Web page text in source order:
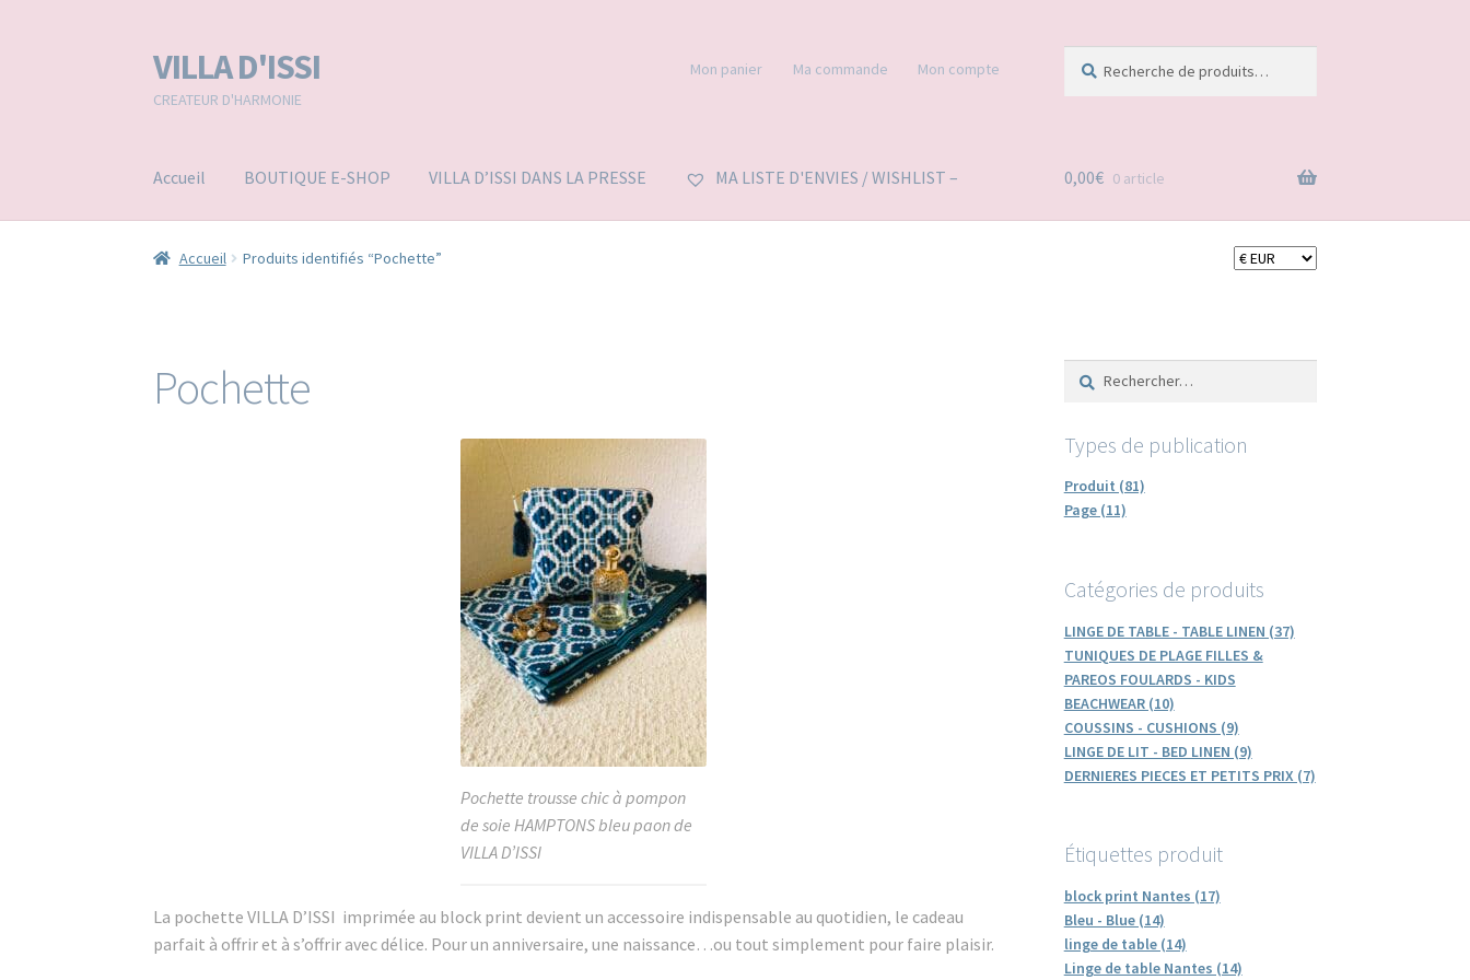
Aller
à
la
Aller
au
contenu
VILLA D'ISSI
CREATEUR D'HARMONIE
Mon panier Ma commande Mon compte
pour :
Accueil BOUTIQUE E-SHOP VILLA D’ISSI DANS LA PRESSE MA LISTE D'ENVIES / WISHLIST – 0,00€ 0 article
Accueil Produits identifiés “Pochette”
Pochette
Pochette trousse chic à pompon
de soie HAMPTONS bleu paon de
VILLA D’ISSI
La pochette VILLA D’ISSI imprimée au block print devient un accessoire indispensable au quotidien, le cadeau
parfait à offrir et à s’offrir avec délice. Pour un anniversaire, une naissance…ou tout simplement pour faire plaisir.
Rechercher :
Types de publication
Produit (81)
Page (11)
Catégories de produits
LINGE DE TABLE - TABLE LINEN (37)
TUNIQUES DE PLAGE FILLES &
PAREOS FOULARDS - KIDS
BEACHWEAR (10)
COUSSINS - CUSHIONS (9)
LINGE DE LIT - BED LINEN (9)
DERNIERES PIECES ET PETITS PRIX (7)
Étiquettes produit
block print Nantes (17)
Bleu - Blue (14)
linge de table (14)
Linge de table Nantes (14)